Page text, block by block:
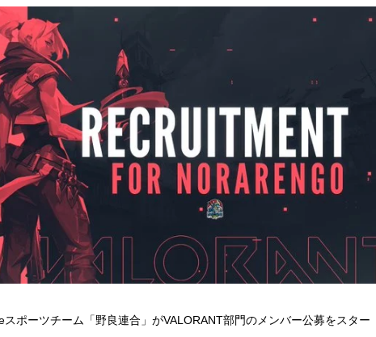
スポーツチーム「野良連合」がVALORANT部門のメンバー公募をスター